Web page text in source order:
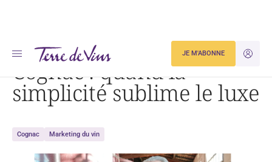
JE
JE M'ABONNE
Accueil Actualités Cognac : quand la simplicité sublime le luxe
Cognac : quand la
simplicité sublime le luxe
Cognac Marketing du vin